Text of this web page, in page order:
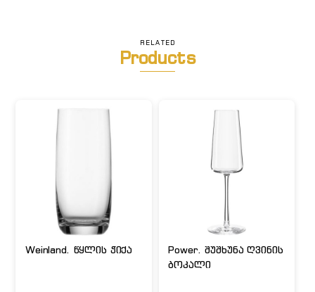
RELATED
Products
Weinland. წყლის ჭიქა
Power. შუშხუნა ღვინის
ბოკალი